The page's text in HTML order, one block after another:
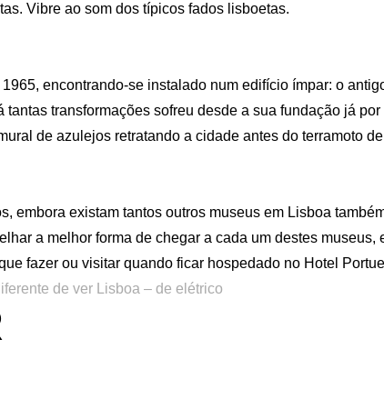
Vibre ao som dos típicos fados lisboetas.
encontrando-se instalado num edifício ímpar: o
transformações sofreu desde a sua fundação já
de azulejos retratando a cidade antes do terramoto
embora existam tantos outros museus em Lisboa
a melhor forma de chegar a cada um destes
fazer ou visitar quando ficar hospedado no Hotel
de ver Lisboa – de elétrico